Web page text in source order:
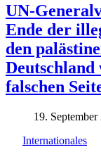
UN-
Ende der
den
falschen
19. September
Internationales